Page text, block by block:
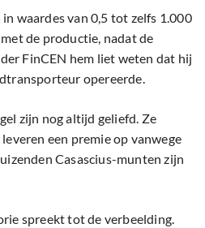
waardes van 0,5 tot zelfs 1.000
de productie, nadat de
FinCEN hem liet weten dat hij
opereerde.
zijn nog altijd geliefd. Ze
een premie op vanwege
Casascius-munten zijn
spreekt tot de verbeelding.